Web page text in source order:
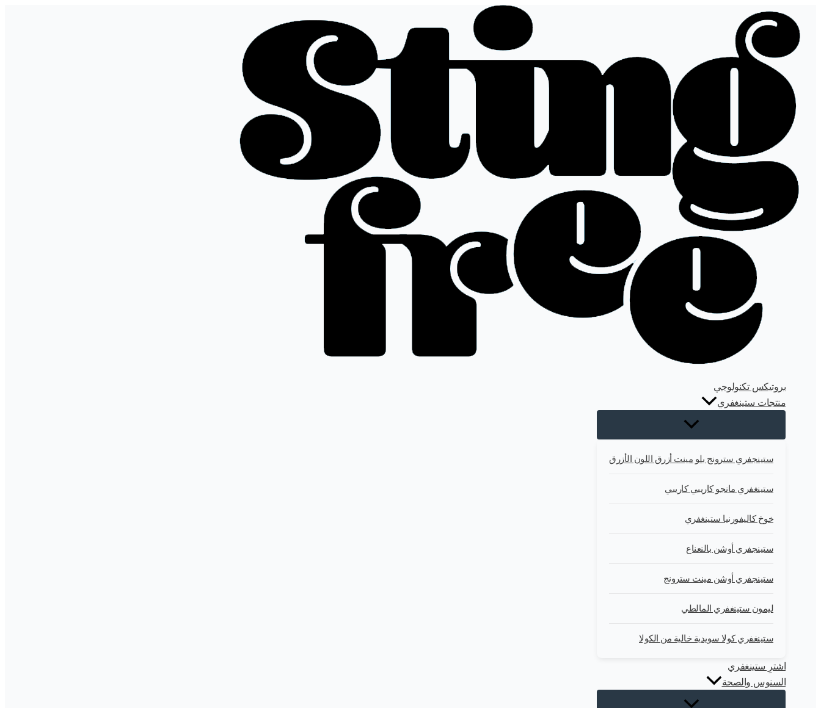
المحتوى
بروتيكس تكنولوجي
منتجات ستينغفري
ستينجفري سترونج بلو مينت أزرق اللون الأزرق
ستينغفري مانجو كاريبي كاريبي
خوخ كاليفورنيا ستينغفري
ستينجفري أوشن بالنعناع
ستينجفري أوشن مينت سترونج
ليمون ستينغفري المالطي
ستينغفري كولا سويدية خالية من الكولا
اشترِ ستينغفري
السنوس والصحة